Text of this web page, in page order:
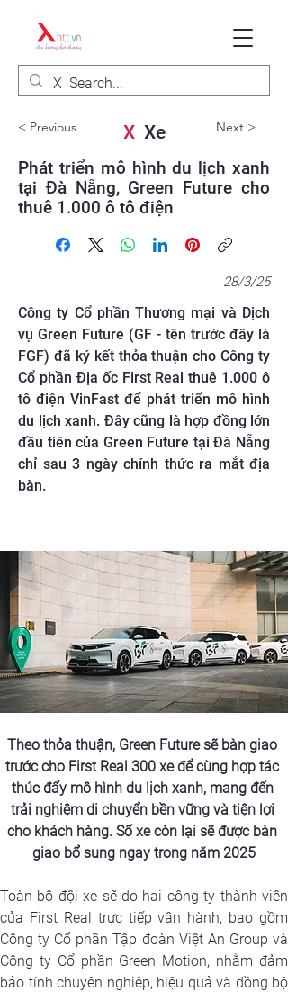
< Previous XXe Next >
Phát triển mô hình du lịch xanh
tại Đà Nẵng, Green Future cho
thuê 1.000 ô tô điện
28/3/25
Công ty Cổ phần Thương mại và Dịch
vụ Green Future (GF - tên trước đây là
FGF) đã ký kết thỏa thuận cho Công ty
Cổ phần Địa ốc First Real thuê 1.000 ô
tô điện VinFast để phát triển mô hình
du lịch xanh. Đây cũng là hợp đồng lớn
đầu tiên của Green Future tại Đà Nẵng
chỉ sau 3 ngày chính thức ra mắt địa
bàn.
Theo thỏa thuận, Green Future sẽ bàn giao
trước cho First Real 300 xe để cùng hợp tác
thúc đẩy mô hình du lịch xanh, mang đến
trải nghiệm di chuyển bền vững và tiện lợi
cho khách hàng. Số xe còn lại sẽ được bàn
giao bổ sung ngay trong năm 2025
Toàn bộ đội xe sẽ do hai công ty thành viên
của First Real trực tiếp vận hành, bao gồm
Công ty Cổ phần Tập đoàn Việt An Group và
Công ty Cổ phần Green Motion, nhằm đảm
bảo tính chuyên nghiệp, hiệu quả và đồng bộ